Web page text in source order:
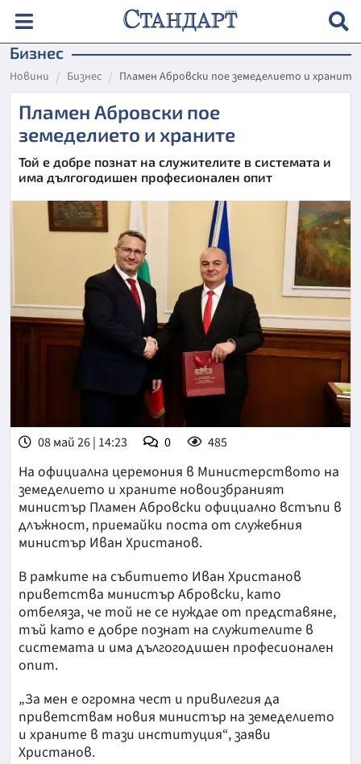
Бизнес
Новини Бизнес Пламен Абровски пое земеделието и храните
Пламен Абровски пое
земеделието и храните
Той е добре познат на служителите в системата и
има дългогодишен професионален опит
08 май 26 | 14:23 0 485
На официална церемония в Министерството на
земеделието и храните новоизбраният
министър Пламен Абровски официално встъпи в
длъжност, приемайки поста от служебния
министър Иван Христанов.
В рамките на събитието Иван Христанов
приветства министър Абровски, като
отбеляза, че той не се нуждае от представяне,
тъй като е добре познат на служителите в
системата и има дългогодишен професионален
опит.
„За мен е огромна чест и привилегия да
приветствам новия министър на земеделието
и храните в тази институция“, заяви
Христанов.